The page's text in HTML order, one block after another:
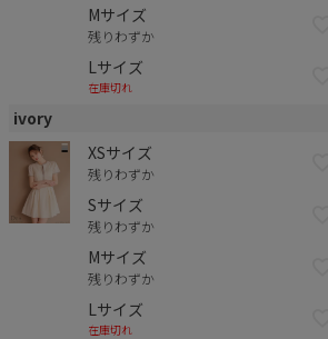
Mサイズ
残りわずか
Lサイズ
在庫切れ
ivory
XSサイズ
残りわずか
Sサイズ
残りわずか
Mサイズ
残りわずか
Lサイズ
在庫切れ